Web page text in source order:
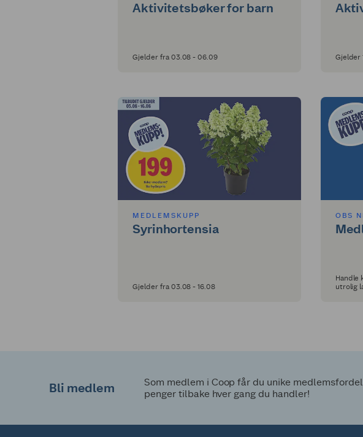
Aktivitetsbøker for barn
Gjelder fra 03.08 - 06.09 Gjelder
MEDLEMSKUPP
Syrinhortensia
Gjelder fra 03.08 - 16.08
OBS
Handle
utrolig
Bli medlem
Som medlem i Coop får du unike
penger tilbake hver gang du handler!